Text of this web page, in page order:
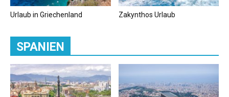
Urlaub in Griechenland Zakynthos Urlaub
SPANIEN